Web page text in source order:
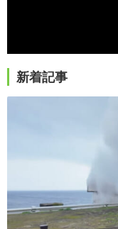
新着記事